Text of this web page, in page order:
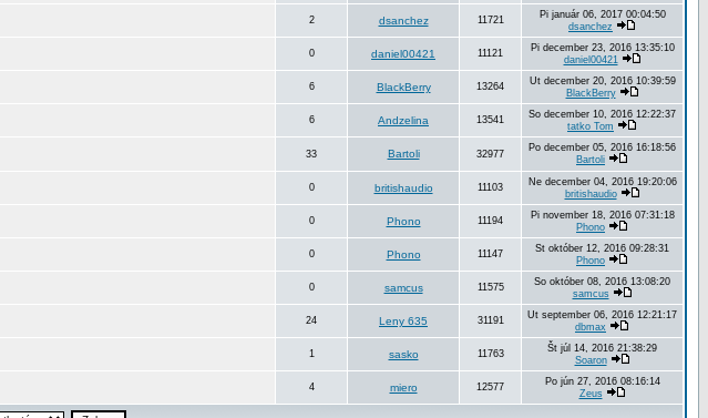
2 dsanchez 11721
Pi január 06, 2017 00:04:50
dsanchez
0 daniel00421 11121
Pi december 23, 2016 13:35:10
daniel00421
6 BlackBerry 13264
Ut december 20, 2016 10:39:59
BlackBerry
6 Andzelina 13541
So december 10, 2016 12:22:37
tatko Tom
33 Bartoli 32977
Po december 05, 2016 16:18:56
Bartoli
0 britishaudio 11103
Ne december 04, 2016 19:20:06
britishaudio
0 Phono 11194
Pi november 18, 2016 07:31:18
Phono
0 Phono 11147
St október 12, 2016 09:28:31
Phono
0 samcus 11575
So október 08, 2016 13:08:20
samcus
24 Leny 635 31191
Ut september 06, 2016 12:21:17
dbmax
1 sasko 11763
Št júl 14, 2016 21:38:29
Soaron
4 miero 12577
Po jún 27, 2016 08:16:14
Zeus